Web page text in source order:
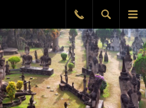
le
Afficher
la
Rappel
gratuit